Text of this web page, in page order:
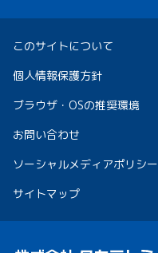
このサイトについて
個人情報保護方針
ブラウザ・OSの推奨環境
お問い合わせ
ソーシャルメディアポリシー
サイトマップ